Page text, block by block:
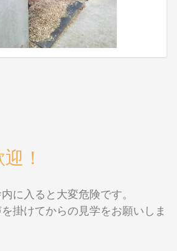
！
に入ると大変危険です。
掛けてからの見学をお願いしま